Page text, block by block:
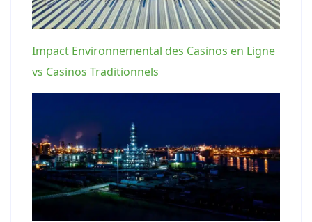
Impact Environnemental des Casinos en Ligne
vs Casinos Traditionnels